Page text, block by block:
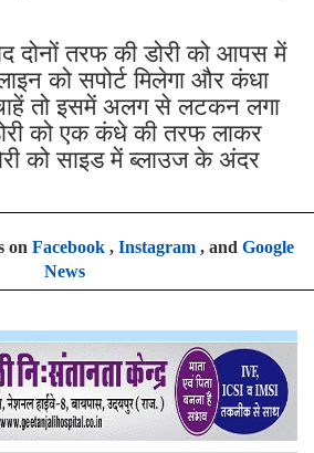
दोनों तरफ की डोरी को आपस में
को सपोर्ट मिलेगा और कंधा
तो इसमें अलग से लटकन लगा
को एक कंधे की तरफ लाकर
को साइड में ब्लाउज के अंदर
on Facebook, Instagram, and Google
News